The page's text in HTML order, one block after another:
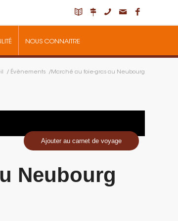
NOUS CONNAITRE
/ Évènements /Marché au foie-gras au Neubourg
Neubourg
Ajouter au carnet de voyage